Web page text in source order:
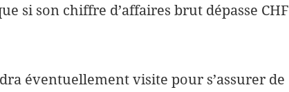
si son chiffre d’affaires brut dépasse CHF
éventuellement visite pour s’assurer de